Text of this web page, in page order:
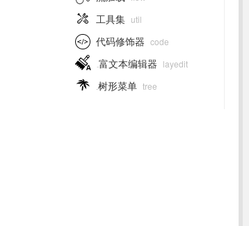
 工具集 util
 代码修饰器 code
 富文本编辑器 layedit
 树形菜单 tree